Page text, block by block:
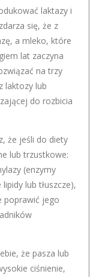
laktazy i
się, że z
a mleko, które
lat zaczyna
na trzy
laktozy lub
do rozbicia
że jeśli do diety
lub trzustkowe:
(enzymy
lub tłuszcze),
poprawić jego
że pasza lub
ciśnienie,